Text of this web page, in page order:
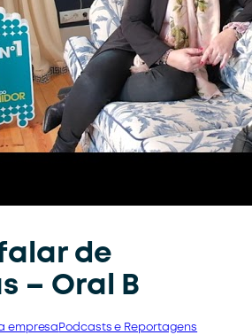
de
– Oral B
empresa Podcasts e Reportagens